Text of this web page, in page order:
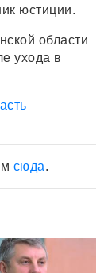
юстиции.
области
ухода в
сюда.